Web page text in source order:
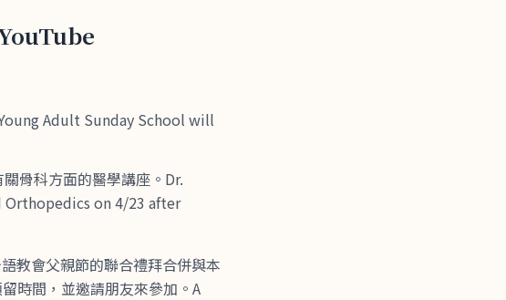
Adult Sunday School will
骨科方面的醫學講座。Dr.
Orthopedics on 4/23 after
教會父親節的聯合禮拜合併與本
時間，並邀請朋友來參加。A